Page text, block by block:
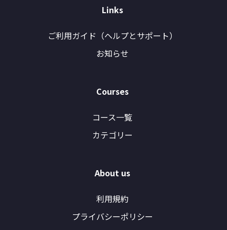
Links
ご利用ガイド（ヘルプとサポート）
お知らせ
Courses
コース一覧
カテゴリー
About us
利用規約
プライバシーポリシー